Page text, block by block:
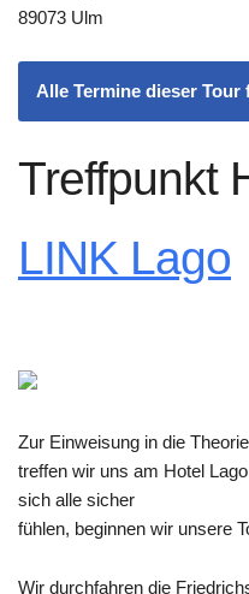
89073 Ulm
Alle Termine dieser Tour
Treffpunkt
LINK Lago
Zur Einweisung in die
treffen wir uns am Hotel
sich alle sicher
fühlen, beginnen wir unsere
Wir durchfahren die